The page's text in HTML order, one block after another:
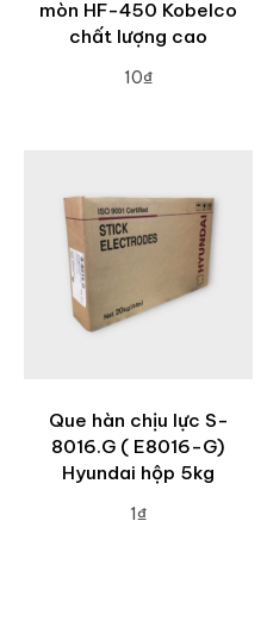
mòn HF-450 Kobelco
chất lượng cao
10₫
Que hàn chịu lực S-
8016.G ( E8016-G)
Hyundai hộp 5kg
1₫